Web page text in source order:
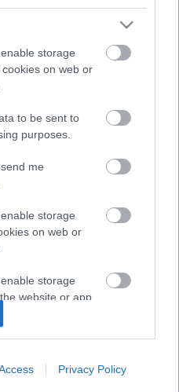
storage
on web or
to be sent to
purposes.
me
storage
on web or
storage
website or app.
storage
storage
Privacy Policy
resta de temporada.
el resto de lesionados
– Damián Suárez, Timor,
Maksimovic, Cucurella –
Hernández, Cabaco.
: Bordalás repetirá el
Regístrate, ¡gratis!